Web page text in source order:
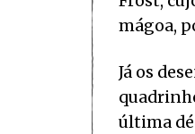
mágoa,
Já os
última